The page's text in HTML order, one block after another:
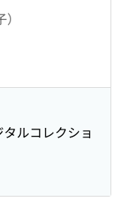
ルコレクショ